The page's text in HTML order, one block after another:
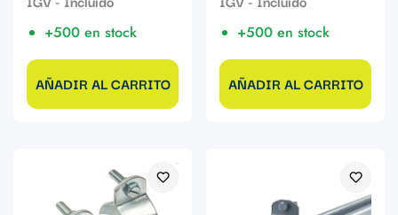
+500 en stock
AÑADIR AL CARRITO
+500 en stock
AÑADIR AL CARRITO